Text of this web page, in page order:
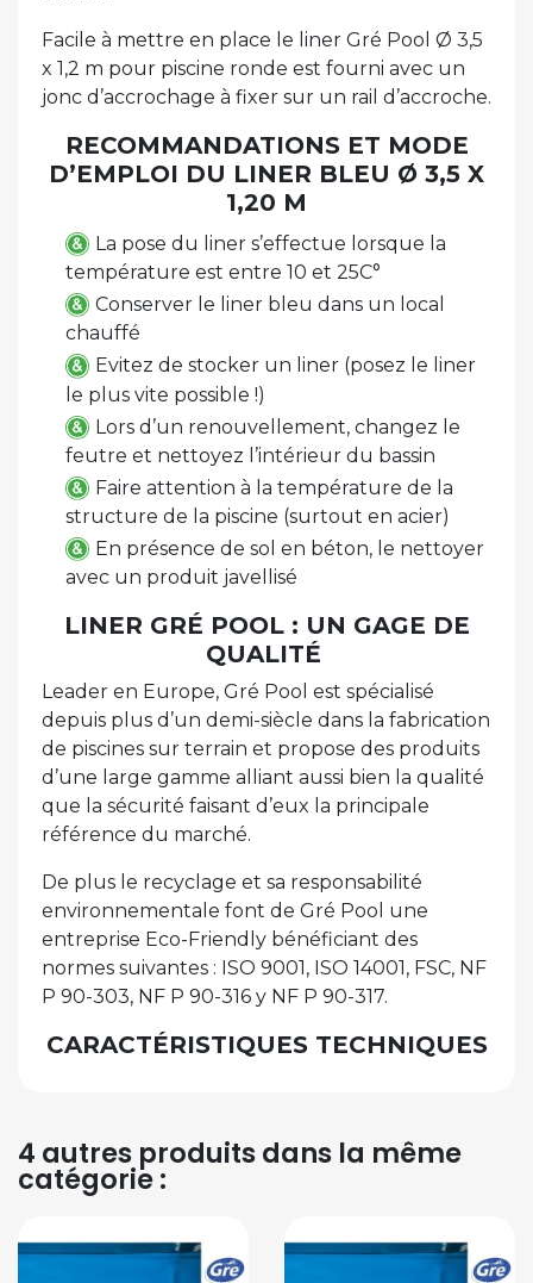
Facile à mettre en place le liner Gré Pool Ø 3,5
x 1,2 m pour piscine ronde est fourni avec un
jonc d’accrochage à fixer sur un rail d’accroche.
RECOMMANDATIONS ET MODE
D’EMPLOI DU LINER BLEU Ø 3,5 X
1,20 M
La pose du liner s’effectue lorsque la
température est entre 10 et 25C°
Conserver le liner bleu dans un local
chauffé
Evitez de stocker un liner (posez le liner
le plus vite possible !)
Lors d’un renouvellement, changez le
feutre et nettoyez l’intérieur du bassin
Faire attention à la température de la
structure de la piscine (surtout en acier)
En présence de sol en béton, le nettoyer
avec un produit javellisé
LINER GRÉ POOL : UN GAGE DE
QUALITÉ
Leader en Europe, Gré Pool est spécialisé
depuis plus d’un demi-siècle dans la fabrication
de piscines sur terrain et propose des produits
d’une large gamme alliant aussi bien la qualité
que la sécurité faisant d’eux la principale
référence du marché.
De plus le recyclage et sa responsabilité
environnementale font de Gré Pool une
entreprise Eco-Friendly bénéficiant des
normes suivantes : ISO 9001, ISO 14001, FSC, NF
P 90-303, NF P 90-316 y NF P 90-317.
CARACTÉRISTIQUES TECHNIQUES
4 autres produits dans la même
catégorie :